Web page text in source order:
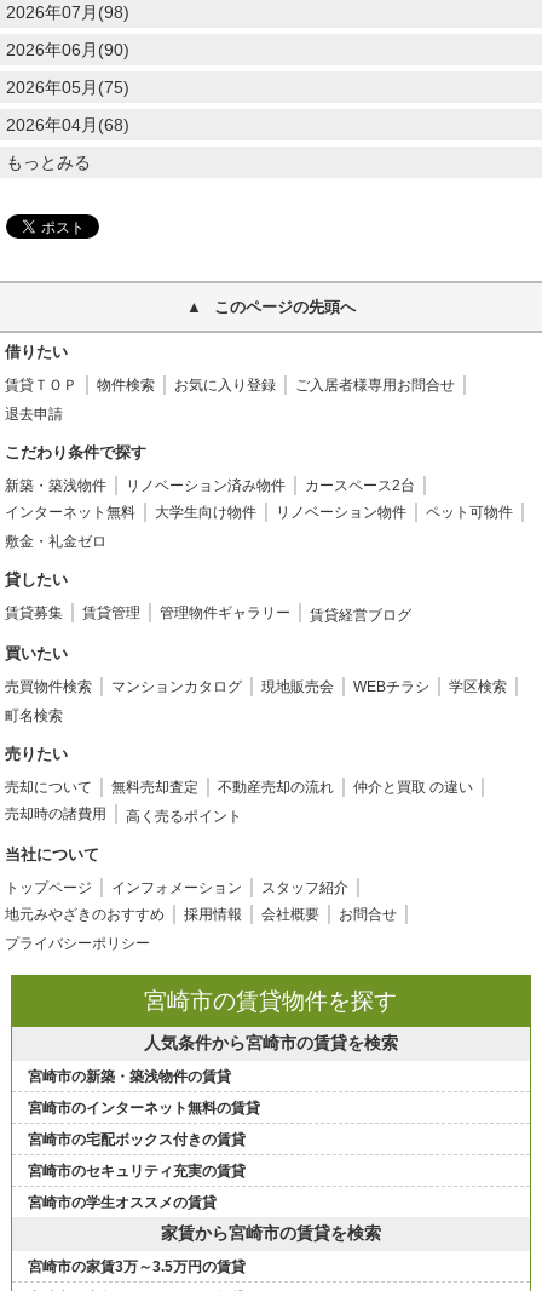
2026年07月(98)
2026年06月(90)
2026年05月(75)
2026年04月(68)
もっとみる
このページの先頭へ
借りたい
賃貸ＴＯＰ 物件検索 お気に入り登録
ご入居者様専用お問合せ
退去申請
こだわり条件で探す
新築・築浅物件 リノベーション済み物件
カースペース2台
インターネット無料
大学生向け物件 リノベーション物件
ペット可物件
敷金・礼金ゼロ
貸したい
賃貸募集 賃貸管理 管理物件ギャラリー 賃貸経営ブログ
買いたい
売買物件検索 マンションカタログ 現地販売会 WEBチラシ
学区検索
町名検索
売りたい
売却について 無料売却査定 不動産売却の流れ
仲介と買取 の違い
売却時の諸費用
高く売るポイント
当社について
トップページ インフォメーション
スタッフ紹介
地元みやざきのおすすめ
採用情報 会社概要
お問合せ
プライバシーポリシー
宮崎市の賃貸物件を探す
人気条件から宮崎市の賃貸を検索
宮崎市の新築・築浅物件の賃貸
宮崎市のインターネット無料の賃貸
宮崎市の宅配ボックス付きの賃貸
宮崎市のセキュリティ充実の賃貸
宮崎市の学生オススメの賃貸
家賃から宮崎市の賃貸を検索
宮崎市の家賃3万～3.5万円の賃貸